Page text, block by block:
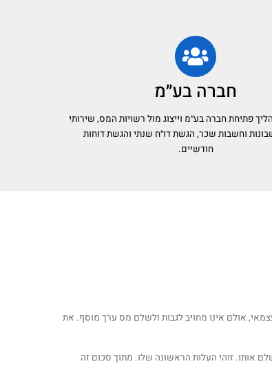
חברה בע״מ
פתיחת חברה בע״מ וייצוג מול רשויות המס, שירותי
וחשבות שכר, הגשת דו״ח שנתי והגשת דוחות
חודשיים.
אולם אינו מחויב לגבות ולשלם מס ערך מוסף. את
מורשה ולגבות מע"מ ולשלם אותו. זוהי העלות הראשונה שלו. מתוך סכום זה